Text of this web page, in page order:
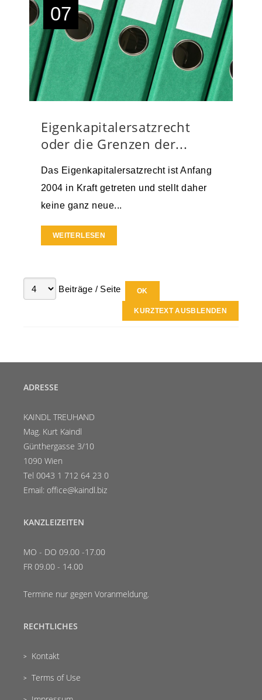
07
Eigenkapitalersatzrecht
oder die Grenzen der...
Das Eigenkapitalersatzrecht ist Anfang
2004 in Kraft getreten und stellt daher
keine ganz neue...
WEITERLESEN
Beiträge / Seite
KURZTEXT AUSBLENDEN
ADRESSE
KAINDL TREUHAND
Mag. Kurt Kaindl
Günthergasse 3/10
1090 Wien
Tel 0043 1 712 64 23 0
Email: office@kaindl.biz
KANZLEIZEITEN
MO - DO 09.00 -17.00
FR 09.00 - 14.00
Termine nur gegen Voranmeldung.
RECHTLICHES
Kontakt
Terms of Use